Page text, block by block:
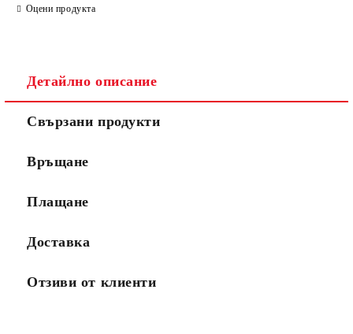
Оцени продукта
Детайлно описание
Свързани продукти
Връщане
Плащане
Доставка
Отзиви от клиенти